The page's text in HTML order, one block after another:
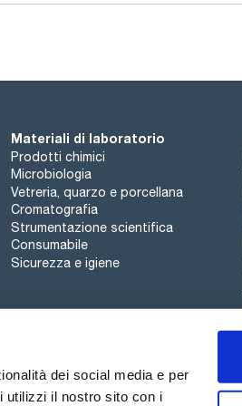
dei social media e per
utilizzi il nostro sito con i
Materiali di laboratorio
Prodotti chimici
Microbiologia
Vetreria, quarzo e porcellana
Cromatografia
Strumentazione scientifica
Consumabile
Sicurezza e igiene